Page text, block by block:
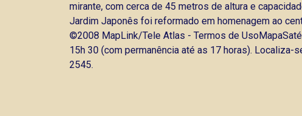
mirante, com cerca de 45 metros de altura e
Jardim Japonês foi reformado em homenagem ao
©2008 MapLink/Tele Atlas - Termos de
15h 30 (com permanência até as 17 horas).
2545.